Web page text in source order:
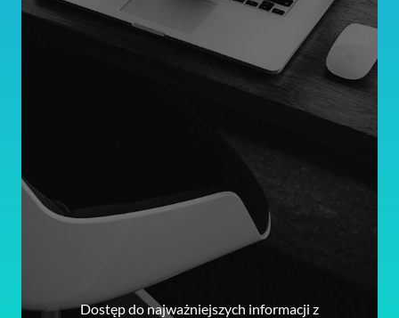
Dostęp do najważniejszych informacji z